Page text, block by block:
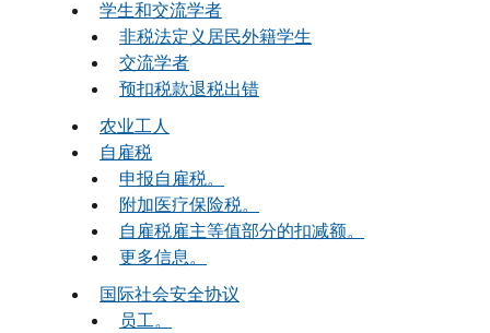
学生和交流学者
非税法定义居民外籍学生
交流学者
预扣税款退税出错
农业工人
自雇税
申报自雇税。
附加医疗保险税。
自雇税雇主等值部分的扣减额。
更多信息。
国际社会安全协议
员工。